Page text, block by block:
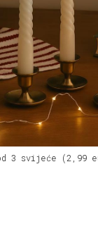
3 svijeće (2,99